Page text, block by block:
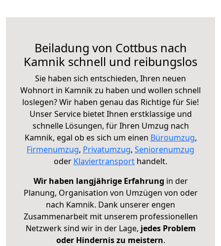
Beiladung von Cottbus nach
Kamnik schnell und reibungslos
Sie haben sich entschieden, Ihren neuen
Wohnort in Kamnik zu haben und wollen schnell
loslegen? Wir haben genau das Richtige für Sie!
Unser Service bietet Ihnen erstklassige und
schnelle Lösungen, für Ihren Umzug nach
Kamnik, egal ob es sich um einen Büroumzug,
Firmenumzug, Privatumzug, Seniorenumzug
oder Klaviertransport handelt.
Wir haben langjährige Erfahrung in der
Planung, Organisation von Umzügen von oder
nach Kamnik. Dank unserer engen
Zusammenarbeit mit unserem professionellen
Netzwerk sind wir in der Lage, jedes Problem
oder Hindernis zu meistern.